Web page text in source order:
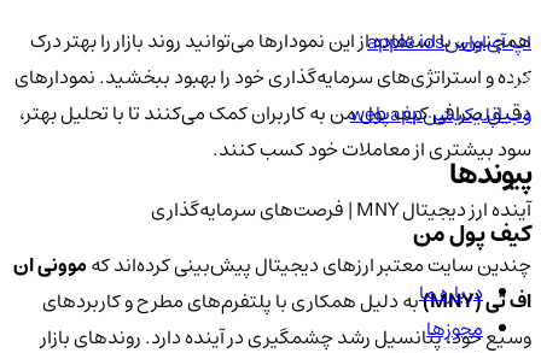
همچنین، با استفاده از این نمودارها می‌توانید روند بازار را بهتر درک
کرده و استراتژی‌های سرمایه‌گذاری خود را بهبود ببخشید. نمودارهای
دقیق صرافی کیف پول من به کاربران کمک می‌کنند تا با تحلیل بهتر،
سود بیشتری از معاملات خود کسب کنند.
آینده ارز دیجیتال MNY | فرصت‌های سرمایه‌گذاری
چندین سایت معتبر ارزهای دیجیتال پیش‌بینی کرده‌اند کهموونی ان
اف تی (MNY)
به دلیل همکاری با پلتفرم‌های مطرح و کاربردهای
وسیع خود، پتانسیل رشد چشمگیری در آینده دارد. روندهای بازار
اپ آی‌او‌اسapple ios
وب اپلیکیشنweb app
پیوندها
کیف پول من
درباره ما
مجوزها